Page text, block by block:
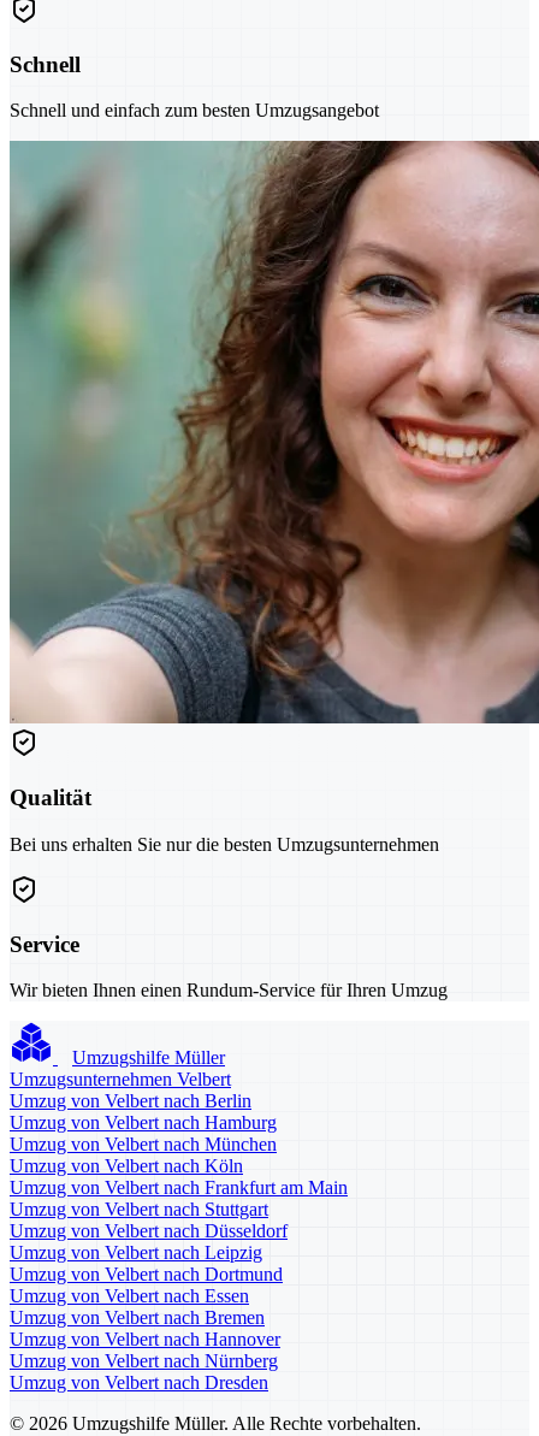
Schnell
Schnell und einfach zum besten Umzugsangebot
Qualität
Bei uns erhalten Sie nur die besten Umzugsunternehmen
Service
Wir bieten Ihnen einen Rundum-Service für Ihren Umzug
Umzugshilfe Müller
Umzugsunternehmen Velbert
Umzug von Velbert nach Berlin
Umzug von Velbert nach Hamburg
Umzug von Velbert nach München
Umzug von Velbert nach Köln
Umzug von Velbert nach Frankfurt am Main
Umzug von Velbert nach Stuttgart
Umzug von Velbert nach Düsseldorf
Umzug von Velbert nach Leipzig
Umzug von Velbert nach Dortmund
Umzug von Velbert nach Essen
Umzug von Velbert nach Bremen
Umzug von Velbert nach Hannover
Umzug von Velbert nach Nürnberg
Umzug von Velbert nach Dresden
© 2026 Umzugshilfe Müller. Alle Rechte vorbehalten.